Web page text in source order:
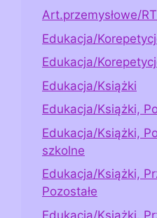
Art.przemysłowe/
Edukacja/
Edukacja/
Edukacja/Książki
Edukacja/Książki,
Edukacja/Książki,
szkolne
Edukacja/Książki,
Pozostałe
Edukacja/Książki,